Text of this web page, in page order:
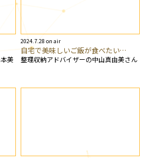
美
2024.7.28 on air
自宅で美味しいご飯が食べたい…
整理収納アドバイザーの中山真由美さん